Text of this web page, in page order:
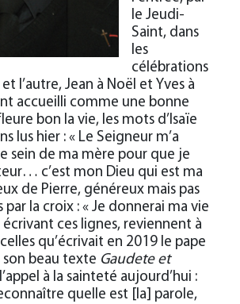
le Jeudi-
Saint, dans
les
célébrations
et l’autre, Jean à Noël et Yves à
accueilli comme une bonne
bon la vie, les mots d’Isaïe
lus hier : « Le Seigneur m’a
sein de ma mère pour que je
c’est mon Dieu qui est ma
de Pierre, généreux mais pas
par la croix : « Je donnerai ma vie
écrivant ces lignes, reviennent à
qu’écrivait en 2019 le pape
son beau texte Gaudete et
à la sainteté aujourd’hui :
quelle est [la] parole,